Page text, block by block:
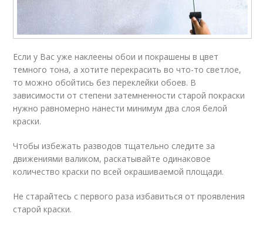
Если у Вас уже наклеены обои и покрашены в цвет
темного тона, а хотите перекрасить во что-то светлое,
то можно обойтись без переклейки обоев. В
зависимости от степени затемненности старой покраски
нужно равномерно нанести минимум два слоя белой
краски.
Чтобы избежать разводов тщательно следите за
движениями валиком, раскатывайте одинаковое
количество краски по всей окрашиваемой площади.
Не старайтесь с первого раза избавиться от проявления
старой краски.